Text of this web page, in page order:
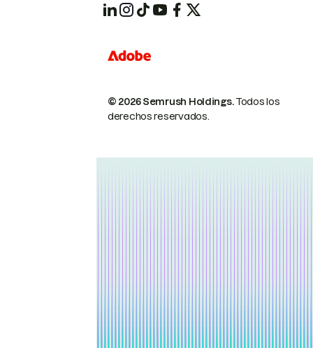
© 2026 Semrush Holdings.Todos los
derechos reservados.